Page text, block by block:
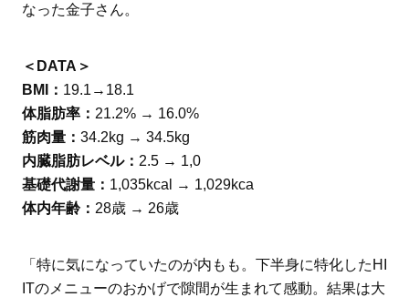
なった金子さん。
＜DATA＞
BMI： 19.1→18.1
体脂肪率： 21.2% → 16.0%
筋肉量： 34.2kg → 34.5kg
内臓脂肪レベル： 2.5 → 1,0
基礎代謝量： 1,035kcal → 1,029kca
体内年齢： 28歳 → 26歳
「特に気になっていたのが内もも。下半身に特化したHI
ITのメニューのおかげで隙間が生まれて感動。結果は大